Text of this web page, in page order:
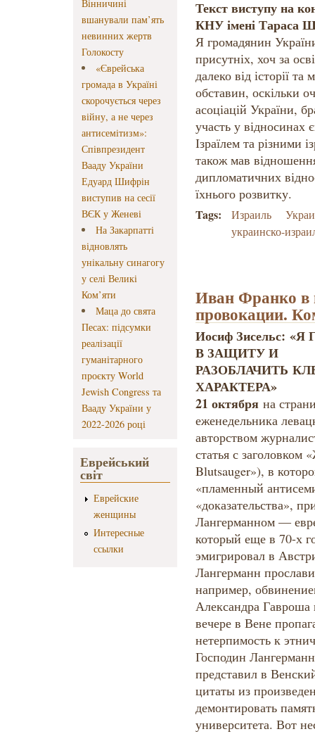
Вінничині
вшанували пам’ять
невинних жертв
Голокосту
«Єврейська
громада в Україні
скорочується через
війну, а не через
антисемітизм»:
Співпрезидент
Вааду України
Едуард Шифрін
виступив на сесії
ВЄК у Женеві
На Закарпатті
відновлять
унікальну синагогу
у селі Великі
Ком’яти
Маца до свята
Песах: підсумки
реалізації
гуманітарного
проєкту World
Jewish Congress та
Вааду України у
2022-2026 році
Еврейський
світ
Еврейские
женщины
Интересные
ссылки
Текст виступу на
КНУ імені Тараса
Я громадянин
присутніх, хоч за
далеко від історії
обставин, оскільки
асоціацій України,
участь у відносинах
Ізраїлем та різними
також мав
дипломатичних
їхнього розвитку.
Tags: Израиль
украинско-
Иван Франко в
провокации.
Иосиф Зисельс:
В ЗАЩИТУ И
РАЗОБЛАЧИТЬ
ХАРАКТЕРА»
21 октябряна
еженедельника
авторством
статья с
Blutsauger»), в
«пламенный
«доказательства»,
Лангерманном —
который еще в 70-х
эмигрировал в
Лангерманн
например,
Александра Гавроша
вечере в Вене
нетерпимость к
Господин
представил в
цитаты из
демонтировать
университета. Вот